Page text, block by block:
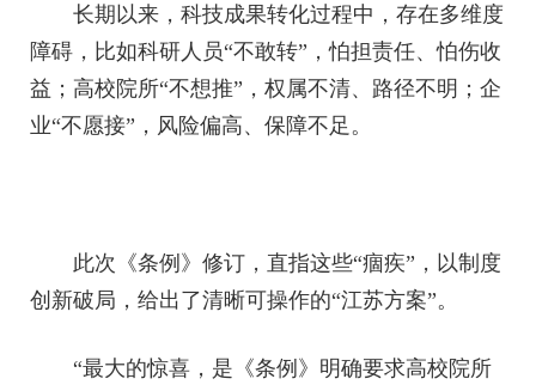
长期以来，科技成果转化过程中，存在多维度
障碍，比如科研人员“不敢转”，怕担责任、怕伤收
益；高校院所“不想推”，权属不清、路径不明；企
业“不愿接”，风险偏高、保障不足。
此次《条例》修订，直指这些“痼疾”，以制度
创新破局，给出了清晰可操作的“江苏方案”。
“最大的惊喜，是《条例》明确要求高校院所